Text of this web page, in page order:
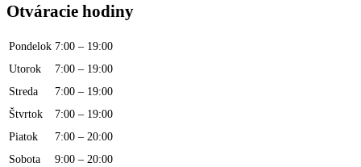
Otváracie hodiny
Pondelok 7:00 – 19:00
Utorok
7:00 – 19:00
Streda
7:00 – 19:00
Štvrtok
7:00 – 19:00
Piatok
7:00 – 20:00
Sobota
9:00 – 20:00